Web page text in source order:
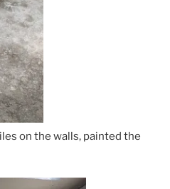
on the walls, painted the